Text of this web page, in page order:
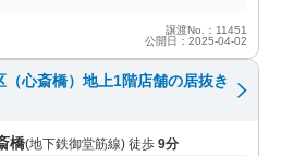
譲渡No.：11451
公開日：2025-04-02
（心斎橋）地上1階店舗の居抜き
橋(地下鉄御堂筋線) 徒歩 9分